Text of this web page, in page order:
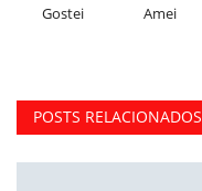
Gostei Amei
POSTS RELACIONADOS